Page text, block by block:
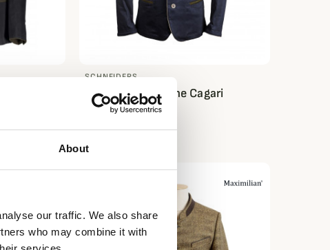
About
our traffic. We also share
who may combine it with
SCHNEIDERS
Veste autrichienne Cagari
Schneiders
714,91 €